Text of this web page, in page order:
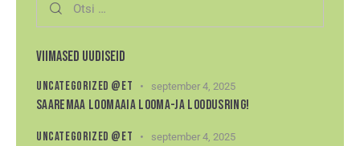
VIIMASED UUDISEID
UNCATEGORIZED @ET september 4, 2025
SAAREMAA LOOMAAIA LOOMA-JA LOODUSRING!
UNCATEGORIZED @ET september 4, 2025